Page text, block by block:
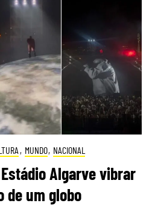
, MUNDO, NACIONAL
Algarve vibrar
de um globo